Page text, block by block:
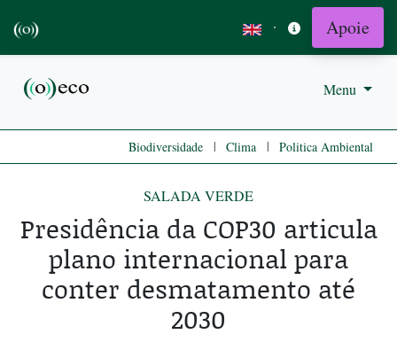
· Apoie
Menu
Biodiversidade | Clima | Politica Ambiental
SALADA VERDE
Presidência da COP30 articula
plano internacional para
conter desmatamento até
2030